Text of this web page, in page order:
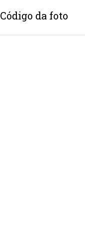
Código da foto